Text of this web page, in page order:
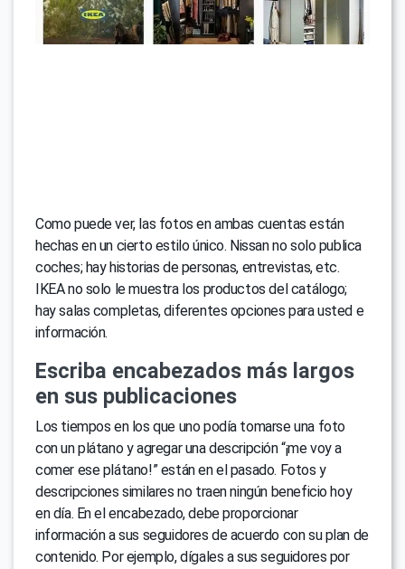
Como puede ver, las fotos en ambas cuentas están
hechas en un cierto estilo único. Nissan no solo publica
coches; hay historias de personas, entrevistas, etc.
IKEA no solo le muestra los productos del catálogo;
hay salas completas, diferentes opciones para usted e
información.
Escriba encabezados más largos
en sus publicaciones
Los tiempos en los que uno podía tomarse una foto
con un plátano y agregar una descripción “¡me voy a
comer ese plátano!” están en el pasado. Fotos y
descripciones similares no traen ningún beneficio hoy
en día. En el encabezado, debe proporcionar
información a sus seguidores de acuerdo con su plan de
contenido. Por ejemplo, dígales a sus seguidores por